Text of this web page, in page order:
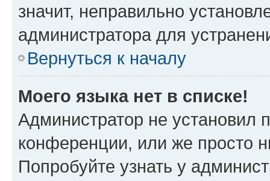
значит, неправильно
администратора для
Вернуться к началу
Моего языка нет в списке!
Администратор не установил
конференции, или же просто
Попробуйте узнать у